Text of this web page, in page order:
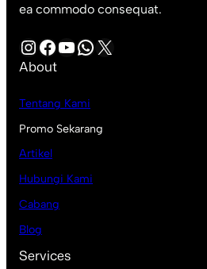
ea commodo consequat.
InstagramFacebook YouTube WhatsApp X
About
Tentang Kami
Promo Sekarang
Artikel
Hubungi Kami
Cabang
Blog
Services